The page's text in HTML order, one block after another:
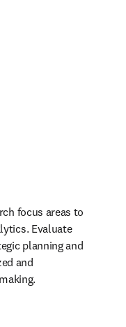
focus areas to
Evaluate
planning and
and
项卡/窗口中打开